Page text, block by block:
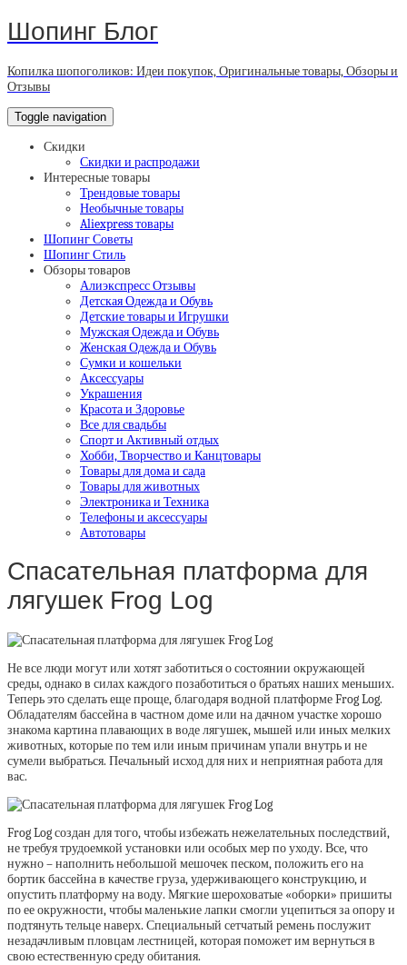
Шопинг Блог
Копилка шопоголиков: Идеи покупок, Оригинальные товары, Обзоры и
Отзывы
Toggle navigation
Скидки
Скидки и распродажи
Интересные товары
Трендовые товары
Необычные товары
Aliexpress товары
Шопинг Советы
Шопинг Стиль
Обзоры товаров
Алиэкспресс Отзывы
Детская Одежда и Обувь
Детские товары и Игрушки
Мужская Одежда и Обувь
Женская Одежда и Обувь
Сумки и кошельки
Аксессуары
Украшения
Красота и Здоровье
Все для свадьбы
Спорт и Активный отдых
Хобби, Творчество и Канцтовары
Товары для дома и сада
Товары для животных
Электроника и Техника
Телефоны и аксессуары
Автотовары
Спасательная платформа для
лягушек Frog Log
Не все люди могут или хотят заботиться о состоянии окружающей
среды, однако в силах каждого позаботиться о братьях наших меньших.
Теперь это сделать еще проще, благодаря водной платформе Frog Log.
Обладателям бассейна в частном доме или на дачном участке хорошо
знакома картина плавающих в воде лягушек, мышей или иных мелких
животных, которые по тем или иным причинам упали внутрь и не
сумели выбраться. Печальный исход для них и неприятная работа для
вас.
Frog Log создан для того, чтобы избежать нежелательных последствий,
не требуя трудоемкой установки или особых мер по уходу. Все, что
нужно – наполнить небольшой мешочек песком, положить его на
бортик бассейна в качестве груза, удерживающего конструкцию, и
опустить платформу на воду. Мягкие шероховатые «оборки» пришиты
по ее окружности, чтобы маленькие лапки смогли уцепиться за опору и
подтянуть тельце наверх. Специальный сетчатый ремень послужит
незадачливым пловцам лестницей, которая поможет им вернуться в
свою естественную среду обитания.